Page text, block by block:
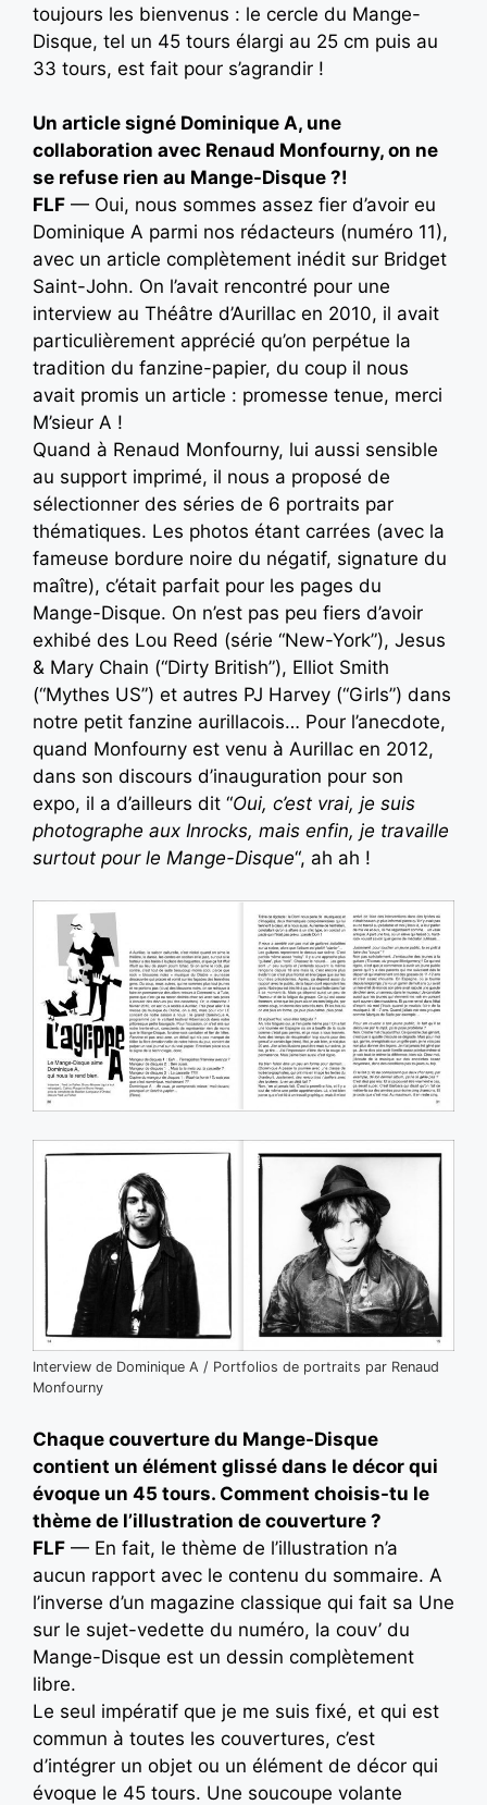
toujours les bienvenus : le cercle du Mange-
Disque, tel un 45 tours élargi au 25 cm puis au
33 tours, est fait pour s’agrandir !
Un article signé Dominique A, une
collaboration avec Renaud Monfourny, on ne
se refuse rien au Mange-Disque ?!
FLF — Oui, nous sommes assez fier d’avoir eu
Dominique A parmi nos rédacteurs (numéro 11),
avec un article complètement inédit sur Bridget
Saint-John. On l’avait rencontré pour une
interview au Théâtre d’Aurillac en 2010, il avait
particulièrement apprécié qu’on perpétue la
tradition du fanzine-papier, du coup il nous
avait promis un article : promesse tenue, merci
M’sieur A !
Quand à Renaud Monfourny, lui aussi sensible
au support imprimé, il nous a proposé de
sélectionner des séries de 6 portraits par
thématiques. Les photos étant carrées (avec la
fameuse bordure noire du négatif, signature du
maître), c’était parfait pour les pages du
Mange-Disque. On n’est pas peu fiers d’avoir
exhibé des Lou Reed (série “New-York”), Jesus
& Mary Chain (“Dirty British”), Elliot Smith
(“Mythes US”) et autres PJ Harvey (“Girls”) dans
notre petit fanzine aurillacois… Pour l’anecdote,
quand Monfourny est venu à Aurillac en 2012,
dans son discours d’inauguration pour son
expo, il a d’ailleurs dit “Oui, c’est vrai, je suis
photographe aux Inrocks, mais enfin, je travaille
surtout pour le Mange-Disque“, ah ah !
Interview de Dominique A / Portfolios de portraits par Renaud
Monfourny
Chaque couverture du Mange-Disque
contient un élément glissé dans le décor qui
évoque un 45 tours. Comment choisis-tu le
thème de l’illustration de couverture ?
FLF — En fait, le thème de l’illustration n’a
aucun rapport avec le contenu du sommaire. A
l’inverse d’un magazine classique qui fait sa Une
sur le sujet-vedette du numéro, la couv’ du
Mange-Disque est un dessin complètement
libre.
Le seul impératif que je me suis fixé, et qui est
commun à toutes les couvertures, c’est
d’intégrer un objet ou un élément de décor qui
évoque le 45 tours. Une soucoupe volante